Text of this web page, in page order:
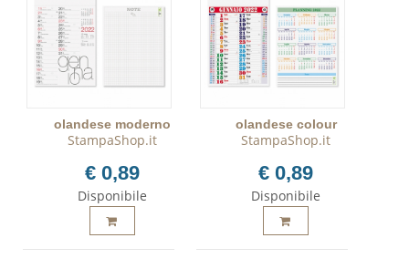
olandese moderno
StampaShop.it
€ 0,89
Disponibile
olandese colour
StampaShop.it
€ 0,89
Disponibile